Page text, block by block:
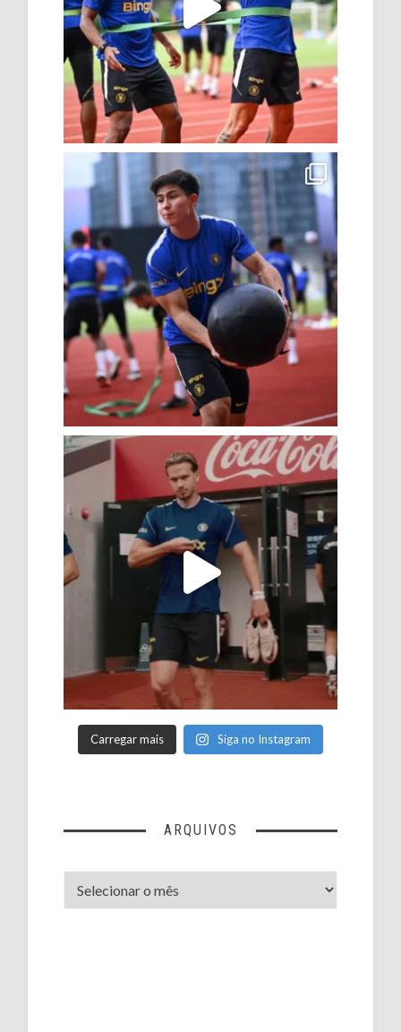
Carregar mais Siga no Instagram
ARQUIVOS